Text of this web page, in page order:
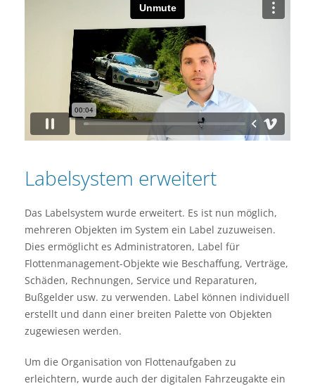
Labelsystem erweitert
Das Labelsystem wurde erweitert. Es ist nun möglich,
mehreren Objekten im System ein Label zuzuweisen.
Dies ermöglicht es Administratoren, Label für
Flottenmanagement-Objekte wie Beschaffung, Verträge,
Schäden, Rechnungen, Service und Reparaturen,
Bußgelder usw. zu verwenden. Label können individuell
erstellt und dann einer breiten Palette von Objekten
zugewiesen werden.
Um die Organisation von Flottenaufgaben zu
erleichtern, wurde auch der digitalen Fahrzeugakte ein